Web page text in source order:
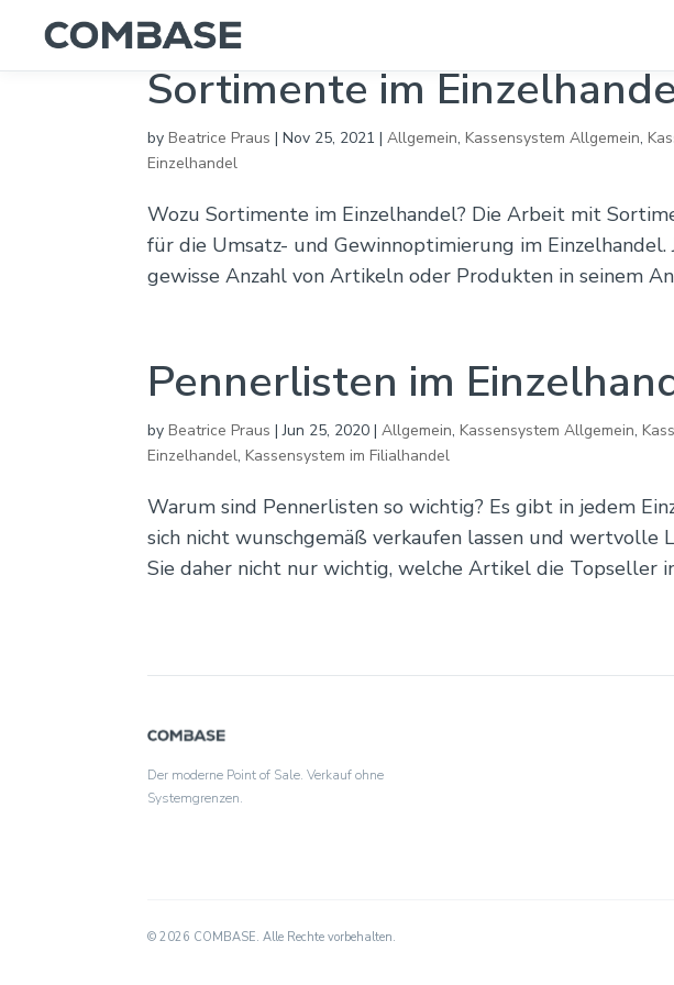
Sortimente im
byBeatrice Praus |Nov 25, 2021 |Allgemein,Kassensystem Allgemein,
Einzelhandel
Wozu Sortimente im Einzelhandel? Die Arbeit mit
für die Umsatz- und Gewinnoptimierung im
gewisse Anzahl von Artikeln oder Produkten in seinem
Pennerlisten im
byBeatrice Praus |Jun 25, 2020 |Allgemein,Kassensystem Allgemein,
Einzelhandel,Kassensystem im Filialhandel
Warum sind Pennerlisten so wichtig? Es gibt in jedem
sich nicht wunschgemäß verkaufen lassen und wertvolle
Sie daher nicht nur wichtig, welche Artikel die Topseller
Der moderne Point of Sale. Verkauf ohne
Systemgrenzen.
© 2026 COMBASE. Alle Rechte vorbehalten.